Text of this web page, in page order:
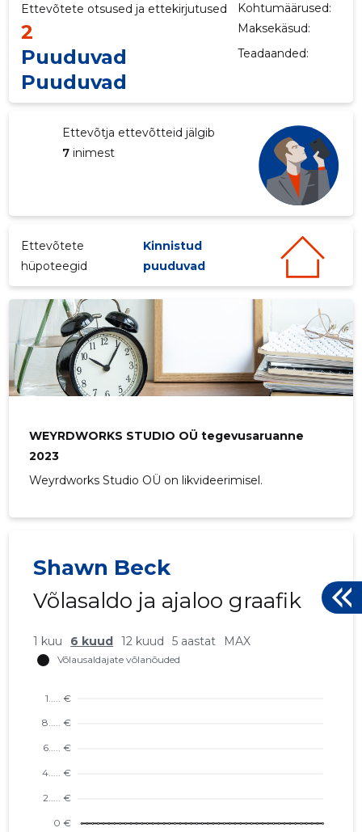
Ettevõtete otsused ja ettekirjutused Kohtumäärused:
2 Maksekäsud:
Puuduvad Teadaanded:
Puuduvad
Ettevõtja ettevõtteid jälgib
7 inimest
Ettevõtete
hüpoteegid
Kinnistud
puuduvad
WEYRDWORKS STUDIO OÜ tegevusaruanne
2023
Weyrdworks Studio OÜ on likvideerimisel.
Shawn Beck
Võlasaldo ja ajaloo graafik
1 kuu 6 kuud 12 kuud 5 aastat MAX